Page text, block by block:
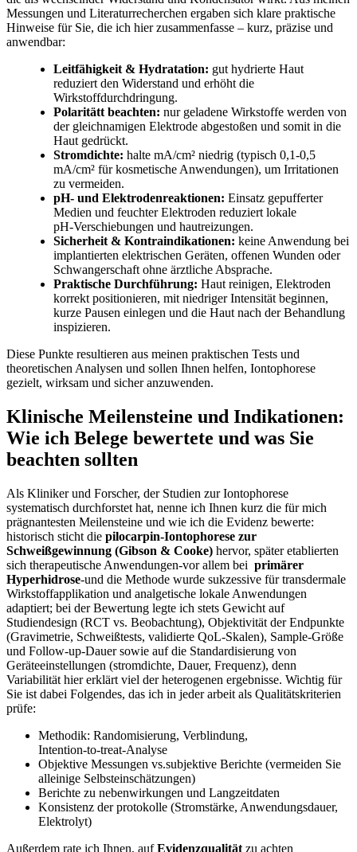
Messungen und Literaturrecherchen ergaben sich klare ‍praktische
Hinweise für Sie, die ich hier‍ zusammenfasse – kurz, präzise und
anwendbar:
Leitfähigkeit & Hydratation: gut hydrierte Haut
reduziert den Widerstand und erhöht die​
Wirkstoffdurchdringung.
Polaritätt beachten: nur⁣ geladene Wirkstoffe werden von‍
der gleichnamigen Elektrode abgestoßen und somit in ​die
Haut gedrückt.
Stromdichte: halte mA/cm² niedrig (typisch 0,1-0,5
mA/cm² für kosmetische Anwendungen), um Irritationen
zu vermeiden.
pH- und‍ Elektrodenreaktionen: Einsatz gepufferter
Medien und feuchter Elektroden reduziert lokale
pH‑Verschiebungen und hautreizungen.
Sicherheit ​& Kontraindikationen: keine Anwendung bei
implantierten⁤ elektrischen Geräten, offenen ⁢Wunden oder
Schwangerschaft ohne ärztliche Absprache.
Praktische​ Durchführung: Haut reinigen, Elektroden ​
korrekt positionieren, mit niedriger Intensität beginnen,
kurze ⁢Pausen einlegen und ⁣die Haut nach der Behandlung
inspizieren.
Diese Punkte⁤ resultieren aus meinen praktischen Tests und
theoretischen Analysen und sollen Ihnen helfen, Iontophorese
gezielt, wirksam und sicher anzuwenden.
Klinische Meilensteine und⁤ Indikationen:
Wie ich Belege bewertete und was Sie
beachten sollten
Als Kliniker und Forscher, der⁢ Studien zur Iontophorese⁣
systematisch⁤ durchforstet hat, nenne ‍ich Ihnen kurz die ‌für ⁤mich
prägnantesten Meilensteine und wie ich ⁤die Evidenz bewerte:
historisch sticht​ die pilocarpin‑Iontophorese zur
‌Schweißgewinnung⁤ (Gibson & Cooke) ‍hervor, später etablierten
sich therapeutische Anwendungen-vor allem bei ⁤ primärer
Hyperhidrose-und die Methode wurde sukzessive für transdermale
Wirkstoffapplikation und analgetische lokale Anwendungen
adaptiert; bei‍ der Bewertung legte ich stets Gewicht auf‍
Studiendesign (RCT⁢ vs. Beobachtung),⁤ Objektivität ⁣der Endpunkte
(Gravimetrie,​ Schweißtests, validierte ⁤QoL‑Skalen), ⁤Sample‑Größe
und Follow‑up‑Dauer sowie auf die Standardisierung von
Geräteeinstellungen (stromdichte, Dauer, Frequenz), denn
Variabilität hier erklärt viel der heterogenen ergebnisse. Wichtig für
Sie ist dabei Folgendes, das ich in⁣ jeder arbeit als Qualitätskriterien
prüfe:⁣
Methodik: Randomisierung, Verblindung,
Intention‑to‑treat‑Analyse
Objektive Messungen vs.subjektive Berichte​ (vermeiden Sie‍
alleinige Selbsteinschätzungen)
Berichte zu nebenwirkungen und Langzeitdaten
Konsistenz der⁤ protokolle (Stromstärke, Anwendungsdauer,
Elektrolyt)
Außerdem rate ich Ihnen, aufEvidenzqualität zu achten